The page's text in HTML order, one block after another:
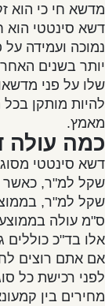
מדשא חי כי הוא
דשא סינטטי הוא
נמוכה ועמידה
יותר בשנים
שלו על פני
להיות מותקן
מאמץ.
כמה עולה
אלו בד"כ
אם אתם רוצים
לפני רכישת כל
מחירים בין